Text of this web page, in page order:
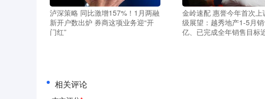
泸深策略 同比激增157%！1月两融
新开户数出炉 券商这项业务迎“开
门红”
金岭速配 惠誉今年首次上
级展望：越秀地产1-5月
亿、已完成全年销售目标
相关评论